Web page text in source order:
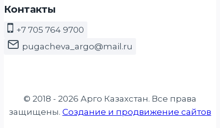
Контакты
+7 705 764 9700
pugacheva_argo@mail.ru
© 2018 - 2026 Арго Казахстан. Все права
защищены. Создание и продвижение сайтов